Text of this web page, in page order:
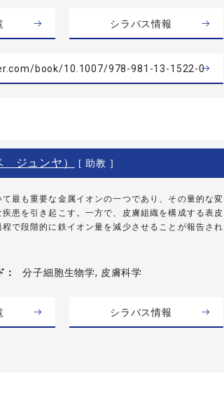
シラバス情報
book/10.1007/978-981-13-1522-0
ジュンヤ） [ 助教 ]
最も重要な金属イオンの一つであり、その量的な変
患を引き起こす。一方で、皮膚組織を構成する表皮
で段階的に鉄イオン量を減少させることが報告され
分子細胞生物学, 皮膚科学
シラバス情報